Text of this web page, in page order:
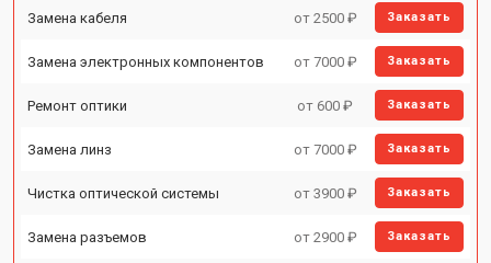
Замена кабеля от 2500 ₽ Заказать
Замена электронных компонентов от 7000 ₽ Заказать
Ремонт оптики от 600 ₽ Заказать
Замена линз от 7000 ₽ Заказать
Чистка оптической системы от 3900 ₽ Заказать
Замена разъемов от 2900 ₽ Заказать